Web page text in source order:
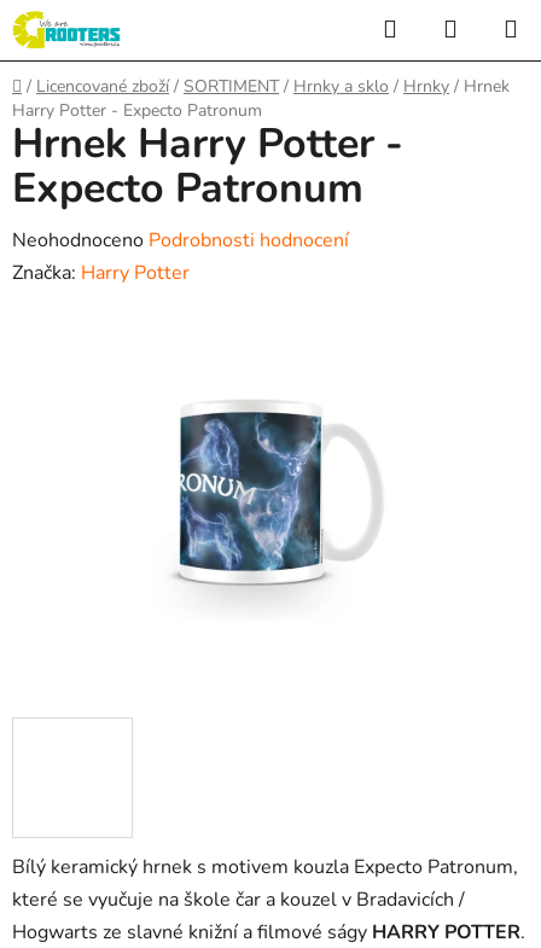
Přejít
na
obsah
Hledat
KOŠÍK
Domů
/ Licencované zboží / SORTIMENT / Hrnky a sklo / Hrnky / Hrnek
Harry Potter - Expecto Patronum
Bílý keramický hrnek s motivem kouzla Expecto Patronum,
které se vyučuje na škole čar a kouzel v Bradavicích /
Hogwarts ze slavné knižní a filmové ságy HARRY POTTER.
Hrnek Harry Potter -
Expecto Patronum
Průměrné
hodnocení
Neohodnoceno Podrobnosti hodnocení
Značka: Harry Potter